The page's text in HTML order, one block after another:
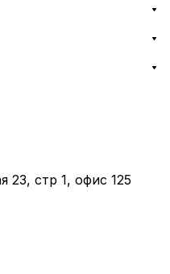
23, стр 1, офис 125